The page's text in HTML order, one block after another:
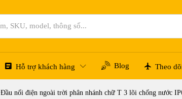
Hỗ trợ khách hàng Blog Theo
Đầu nối điện ngoài trời phân nhánh chữ T 3 lõi chống nước